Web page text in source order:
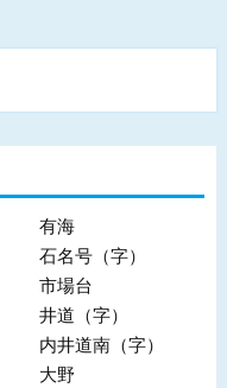
有海
石名号（字）
市場台
井道（字）
内井道南（字）
大野